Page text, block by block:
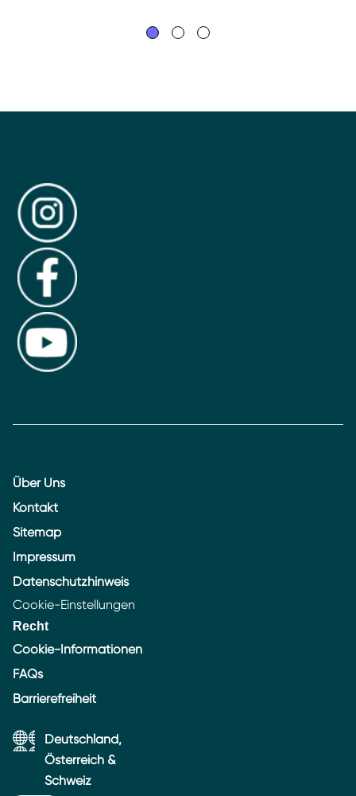
Über Uns
Kontakt
Sitemap
Impressum
Datenschutzhinweis
Cookie-Einstellungen
Recht
Cookie-Informationen
FAQs
Barrierefreiheit
Deutschland,
Österreich &
Schweiz